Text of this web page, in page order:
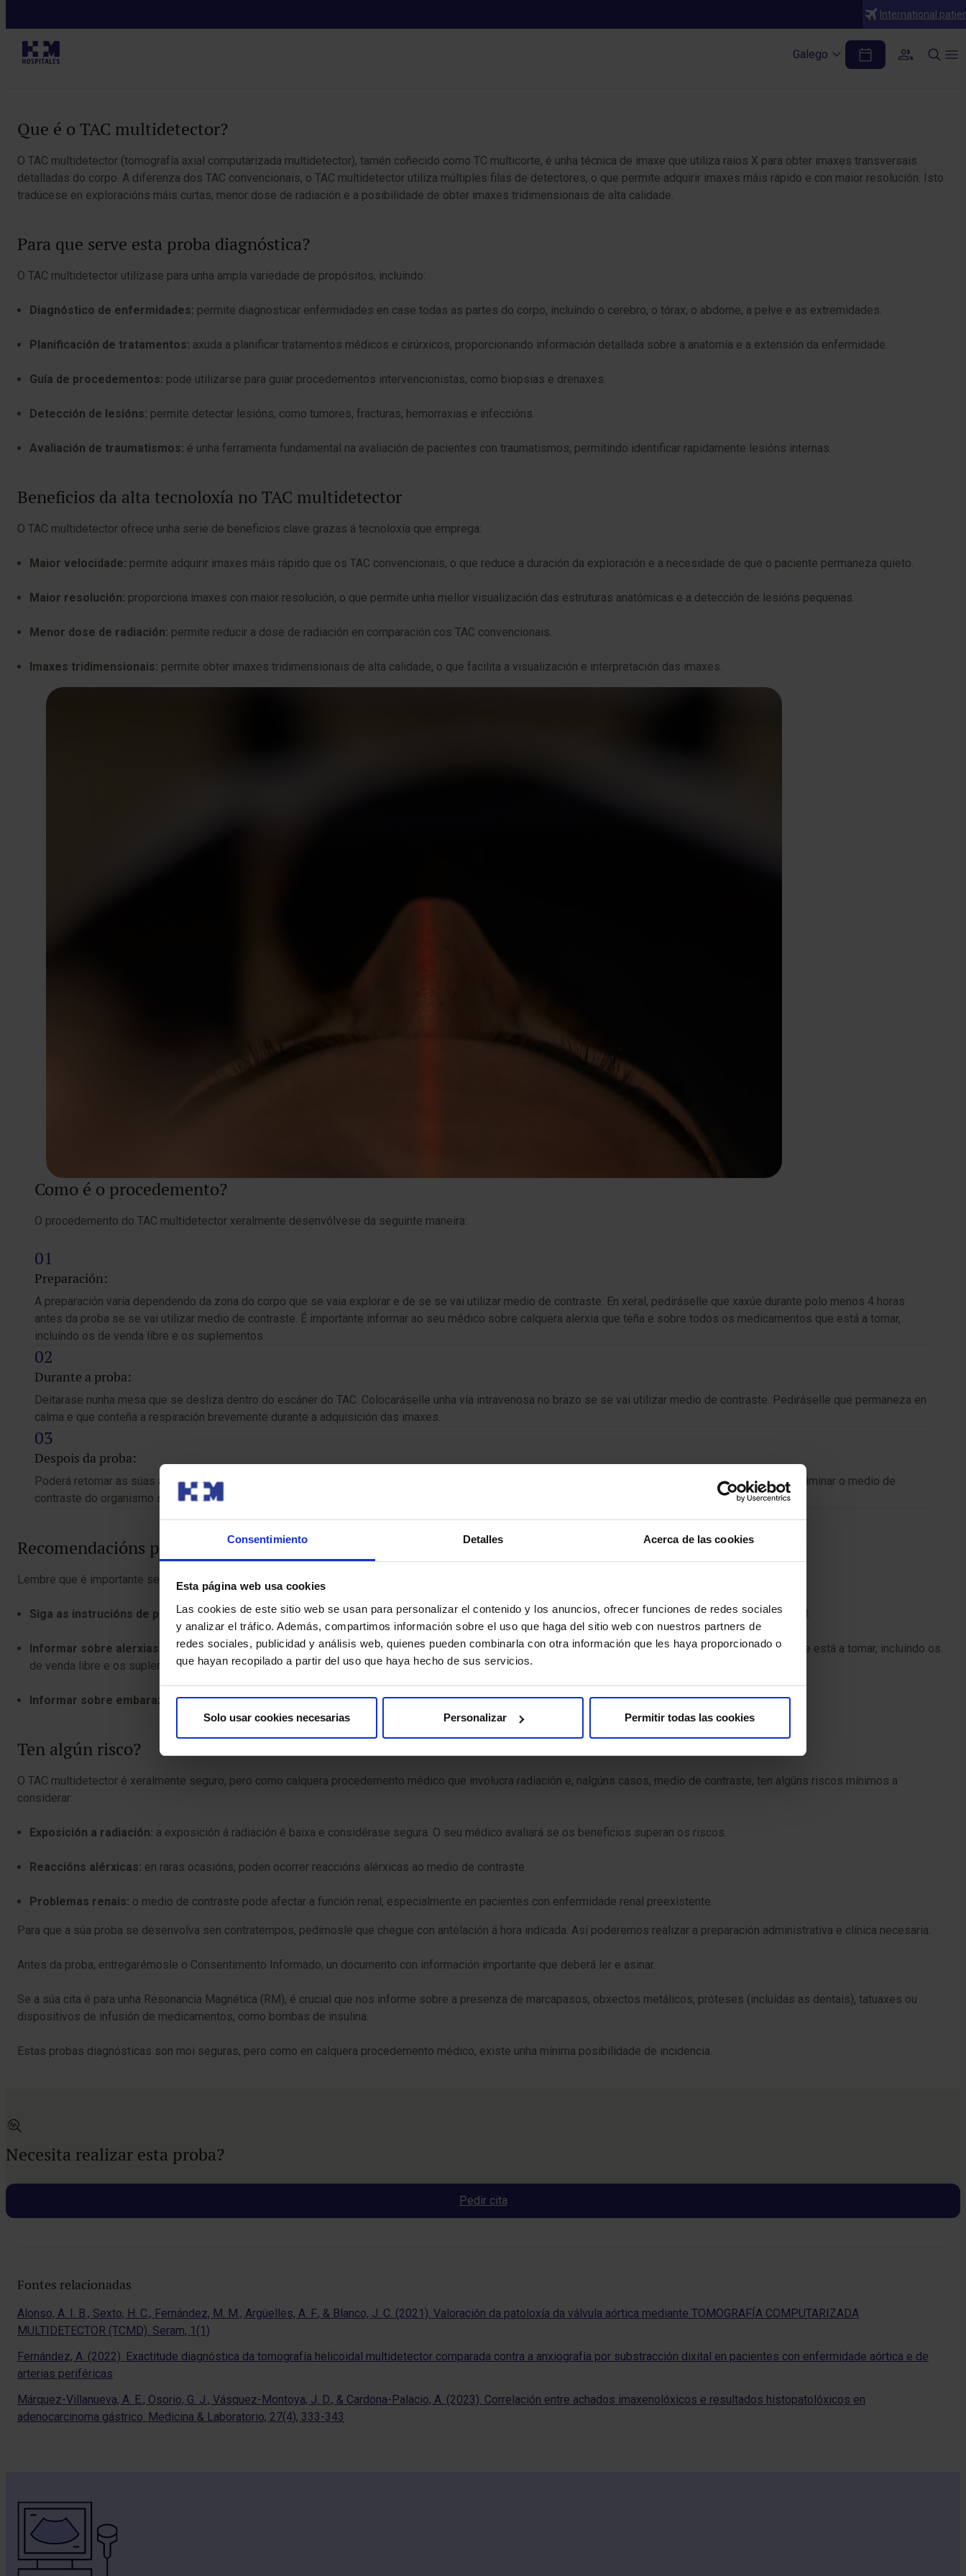
Consentimiento Detalles Acerca de las cookies
Esta página web usa cookies
Las cookies de este sitio web se usan para personalizar el contenido y los anuncios, ofrecer funciones de redes sociales
y analizar el tráfico. Además, compartimos información sobre el uso que haga del sitio web con nuestros partners de
redes sociales, publicidad y análisis web, quienes pueden combinarla con otra información que les haya proporcionado o
que hayan recopilado a partir del uso que haya hecho de sus servicios.
Solo usar cookies necesarias Personalizar Permitir todas las cookies
International
Galego
TAC multidetector
Que é o TAC multidetector?
O TAC multidetector (tomografía axial computarizada multidetector), tamén coñecido como TC multicorte, é unha técnica de imaxe que utiliza raios X para obter imaxes transversais
detalladas do corpo. A diferenza dos TAC convencionais, o TAC multidetector utiliza múltiples filas de detectores, o que permite adquirir imaxes máis rápido e con maior resolución. Isto
tradúcese en exploracións máis curtas, menor dose de radiación e a posibilidade de obter imaxes tridimensionais de alta calidade.
Para que serve esta proba diagnóstica?
O TAC multidetector utilízase para unha ampla variedade de propósitos, incluíndo:
Diagnóstico de enfermidades: permite diagnosticar enfermidades en case todas as partes do corpo, incluíndo o cerebro, o tórax, o abdome, a pelve e as extremidades.
Planificación de tratamentos: axuda a planificar tratamentos médicos e cirúrxicos, proporcionando información detallada sobre a anatomía e a extensión da enfermidade.
Guía de procedementos: pode utilizarse para guiar procedementos intervencionistas, como biopsias e drenaxes.
Detección de lesións: permite detectar lesións, como tumores, fracturas, hemorraxias e infeccións.
Avaliación de traumatismos: é unha ferramenta fundamental na avaliación de pacientes con traumatismos, permitindo identificar rapidamente lesións internas.
Beneficios da alta tecnoloxía no TAC multidetector
O TAC multidetector ofrece unha serie de beneficios clave grazas á tecnoloxía que emprega:
Maior velocidade: permite adquirir imaxes máis rápido que os TAC convencionais, o que reduce a duración da exploración e a necesidade de que o paciente permaneza quieto.
Maior resolución: proporciona imaxes con maior resolución, o que permite unha mellor visualización das estruturas anatómicas e a detección de lesións pequenas.
Menor dose de radiación: permite reducir a dose de radiación en comparación cos TAC convencionais.
Imaxes tridimensionais: permite obter imaxes tridimensionais de alta calidade, o que facilita a visualización e interpretación das imaxes.
Como é o procedemento?
O procedemento do TAC multidetector xeralmente desenvólvese da seguinte maneira:
Preparación:
A preparación varía dependendo da zona do corpo que se vaia explorar e de se se vai utilizar medio de contraste. En xeral, pediráselle que xaxúe durante polo menos 4 horas
antes da proba se se vai utilizar medio de contraste. É importante informar ao seu médico sobre calquera alerxia que teña e sobre todos os medicamentos que está a tomar,
incluíndo os de venda libre e os suplementos.
Durante a proba:
Deitarase nunha mesa que se desliza dentro do escáner do TAC. Colocaráselle unha vía intravenosa no brazo se se vai utilizar medio de contraste. Pediráselle que permaneza en
calma e que conteña a respiración brevemente durante a adquisición das imaxes.
Despois da proba:
Poderá retomar as súas actividades habituais inmediatamente despois do procedemento. Recomendaráselle que beba abundante líquido para axudar a eliminar o medio de
contraste do organismo se se utilizou.
Recomendacións para a proba
Lembre que é importante seguir estas recomendacións para asegurar a calidade do estudo e a súa comodidade:
Siga as instrucións de preparación:siga coidadosamente todas as instrucións de preparación proporcionadas polo seu médico ou o persoal do hospital.
Informar sobre alerxias e medicamentos: é importante que informe ao seu médico sobre calquera alerxia que teña e sobre todos os medicamentos que está a tomar, incluíndo os
de venda libre e os suplementos.
Informar sobre embarazo:se está embarazada ou cre que podería estalo, informe ao seu médico.
Ten algún risco?
O TAC multidetector é xeralmente seguro, pero como calquera procedemento médico que involucra radiación e, nalgúns casos, medio de contraste, ten algúns riscos mínimos a
considerar:
Exposición a radiación: a exposición á radiación é baixa e considérase segura. O seu médico avaliará se os beneficios superan os riscos.
Reaccións alérxicas: en raras ocasións, poden ocorrer reaccións alérxicas ao medio de contraste.
Problemas renais: o medio de contraste pode afectar a función renal, especialmente en pacientes con enfermidade renal preexistente.
Para que a súa proba se desenvolva sen contratempos, pedímosle que chegue con antelación á hora indicada. Así poderemos realizar a preparación administrativa e clínica necesaria.
Antes da proba, entregarémosle o Consentimento Informado, un documento con información importante que deberá ler e asinar.
Se a súa cita é para unha Resonancia Magnética (RM), é crucial que nos informe sobre a presenza de marcapasos, obxectos metálicos, próteses (incluídas as dentais), tatuaxes ou
dispositivos de infusión de medicamentos, como bombas de insulina.
Estas probas diagnósticas son moi seguras, pero como en calquera procedemento médico, existe unha mínima posibilidade de incidencia.
Necesita realizar esta proba?
Pedir cita
Fontes relacionadas
Alonso, A. I. B., Sexto, H. C., Fernández, M. M., Argüelles, A. F., & Blanco, J. C. (2021). Valoración da patoloxía da válvula aórtica mediante TOMOGRAFÍA COMPUTARIZADA
MULTIDETECTOR (TCMD). Seram, 1(1)
Fernández, A. (2022). Exactitude diagnóstica da tomografía helicoidal multidetector comparada contra a anxiografía por substracción dixital en pacientes con enfermidade aórtica e de
arterias periféricas
Márquez-Villanueva, A. E., Osorio, G. J., Vásquez-Montoya, J. D., & Cardona-Palacio, A. (2023). Correlación entre achados imaxenolóxicos e resultados histopatolóxicos en
adenocarcinoma gástrico. Medicina & Laboratorio, 27(4), 333-343